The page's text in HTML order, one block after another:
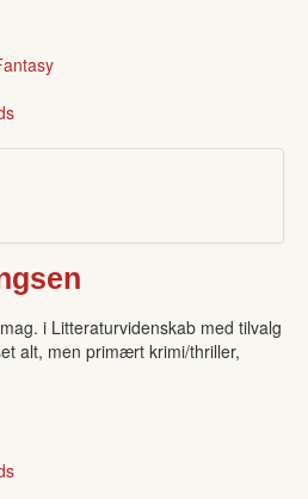
i Litteraturvidenskab med tilvalg
alt, men primært krimi/thriller,